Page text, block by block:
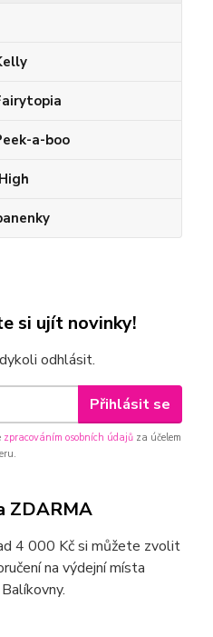
a-boo
si ujít novinky!
odhlásit.
Přihlásit se
zpracováním osobních údajů za účelem
ZDARMA
4 000 Kč si můžete zvolit
na výdejní místa